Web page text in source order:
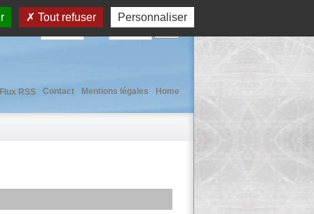
Tout refuser Personnaliser
Home
Mentions légales
Contact
Flux RSS